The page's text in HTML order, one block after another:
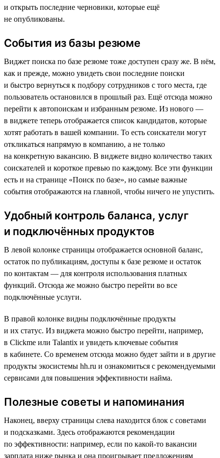
и открыть последние черновики, которые ещё
не опубликованы.
События из базы резюме
Виджет поиска по базе резюме тоже доступен сразу же. В нём,
как и прежде, можно увидеть свои последние поиски
и быстро вернуться к подбору сотрудников с того места, где
пользователь остановился в прошлый раз. Ещё отсюда можно
перейти к автопоискам и избранным резюме. Из нового —
в виджете теперь отображается список кандидатов, которые
хотят работать в вашей компании. То есть соискатели могут
откликаться напрямую в компанию, а не только
на конкретную вакансию. В виджете видно количество таких
соискателей и короткое превью по каждому. Все эти функции
есть и на странице «Поиск по базе», но самые важные
события отображаются на главной, чтобы ничего не упустить.
Удобный контроль баланса, услуг
и подключённых продуктов
В левой колонке страницы отображается основной баланс,
остаток по публикациям, доступы к базе резюме и остаток
по контактам — для контроля использования платных
функций. Отсюда же можно быстро перейти во все
подключённые услуги.
В правой колонке видны подключённые продукты
и их статус. Из виджета можно быстро перейти, например,
в Clickme или Talantix и увидеть ключевые события
в кабинете. Со временем отсюда можно будет зайти и в другие
продукты экосистемы hh.ru и ознакомиться с рекомендуемыми
сервисами для повышения эффективности найма.
Полезные советы и напоминания
Наконец, вверху страницы слева находится блок с советами
и подсказками. Здесь отображаются рекомендации
по эффективности: например, если по какой-то вакансии
зарплата ниже рынка и она проигрывает предложениям